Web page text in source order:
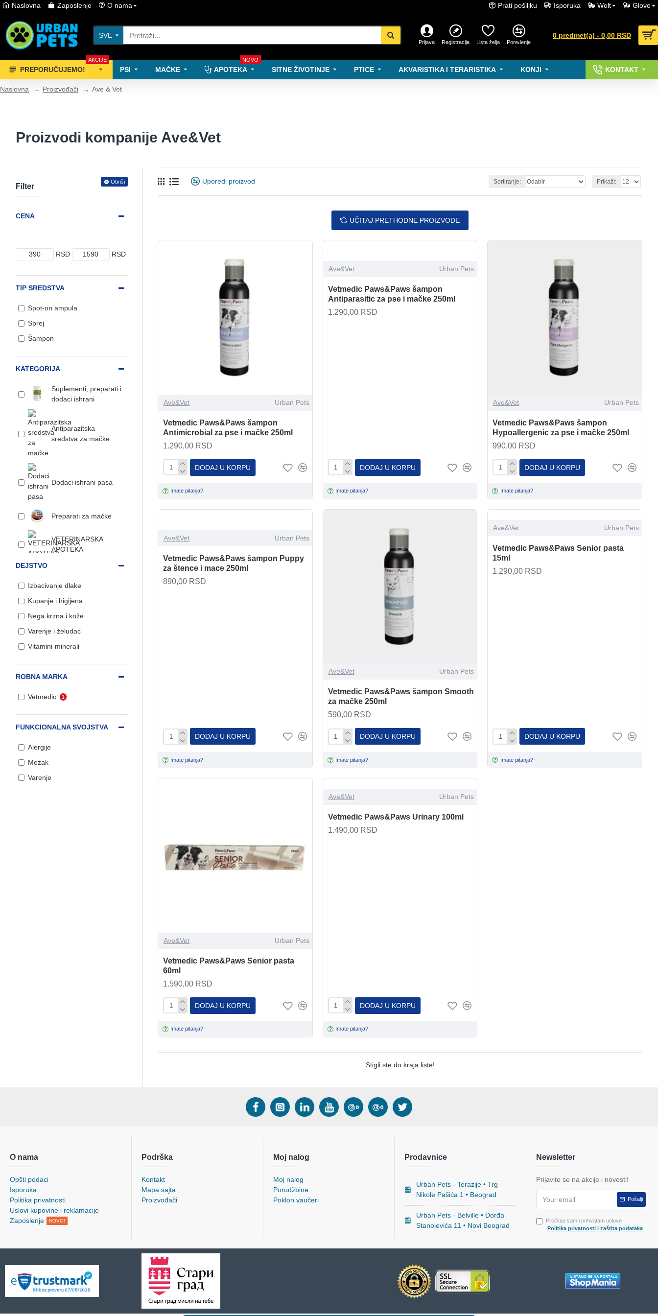
Naslovna Zaposlenje O nama Prati pošiljku Isporuka Wolt Glovo
SVE
Prijava Registracija Lista želja Poređenje
0 predmet(a) - 0,00 RSD
PREPORUČUJEMO!
AKCIJE
PSI MAČKE APOTEKA
NOVO
SITNE ŽIVOTINJE PTICE AKVARISTIKA I TERARISTIKA KONJI KONTAKT
Naslovna Proizvođači Ave & Vet
Proizvodi kompanije Ave&Vet
Filter
Obriši
CENA
RSD RSD
KATEGORIJA
Suplementi, preparati i
dodaci ishrani
Antiparazitska
sredstva za mačke
Dodaci ishrani pasa
Preparati za mačke
VETERINARSKA
APOTEKA
mačaka
FUNKCIONALNA SVOJSTVA
Alergije
Mozak
Varenje
DEJSTVO
Izbacivanje dlake
Kupanje i higijena
Nega krzna i kože
Varenje i želudac
Vitamini-minerali
TIP SREDSTVA
Spot-on ampula
Sprej
Šampon
ROBNA MARKA
Vetmedic 1
Uporedi proizvod Sortiranje: Prikaži:
UČITAJ PRETHODNE PROIZVODE
Ave&Vet Urban Pets
Vetmedic Paws&Paws šampon
Antimicrobial za pse i mačke 250ml
1.290,00 RSD
DODAJ U KORPU
Imate pitanja?
Ave&Vet Urban Pets
Vetmedic Paws&Paws šampon
Antiparasitic za pse i mačke 250ml
1.290,00 RSD
DODAJ U KORPU
Imate pitanja?
Ave&Vet Urban Pets
Vetmedic Paws&Paws šampon
Hypoallergenic za pse i mačke 250ml
990,00 RSD
DODAJ U KORPU
Imate pitanja?
Ave&Vet Urban Pets
Vetmedic Paws&Paws šampon Puppy
za štence i mace 250ml
890,00 RSD
DODAJ U KORPU
Imate pitanja?
Ave&Vet Urban Pets
Vetmedic Paws&Paws šampon Smooth
za mačke 250ml
590,00 RSD
DODAJ U KORPU
Imate pitanja?
Ave&Vet Urban Pets
Vetmedic Paws&Paws Senior pasta
15ml
1.290,00 RSD
DODAJ U KORPU
Imate pitanja?
Ave&Vet Urban Pets
Vetmedic Paws&Paws Senior pasta
60ml
1.590,00 RSD
DODAJ U KORPU
Imate pitanja?
Ave&Vet Urban Pets
Vetmedic Paws&Paws Urinary 100ml
1.490,00 RSD
DODAJ U KORPU
Imate pitanja?
Stigli ste do kraja liste!
O nama
Opšti podaci
Isporuka
Politika privatnosti
Uslovi kupovine i reklamacije
Zaposlenje
NOVO!
Podrška
Kontakt
Mapa sajta
Proizvođači
Moj nalog
Moj nalog
Porudžbine
Poklon vaučeri
Prodavnice
Urban Pets - Terazije • Trg
Nikole Pašića 1 • Beograd
Urban Pets - Belville • Đorđa
Stanojevića 11 • Novi Beograd
Newsletter
Prijavite se na akcije i novosti!
Pošalji
Pročitao sam i prihvatam uslove
Politika privatnosti i zaštita podataka